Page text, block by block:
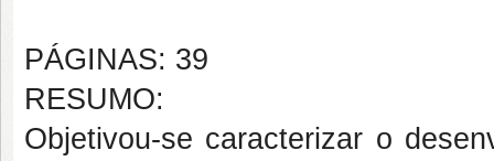
PÁGINAS: 39
RESUMO:
Objetivou-se caracterizar o